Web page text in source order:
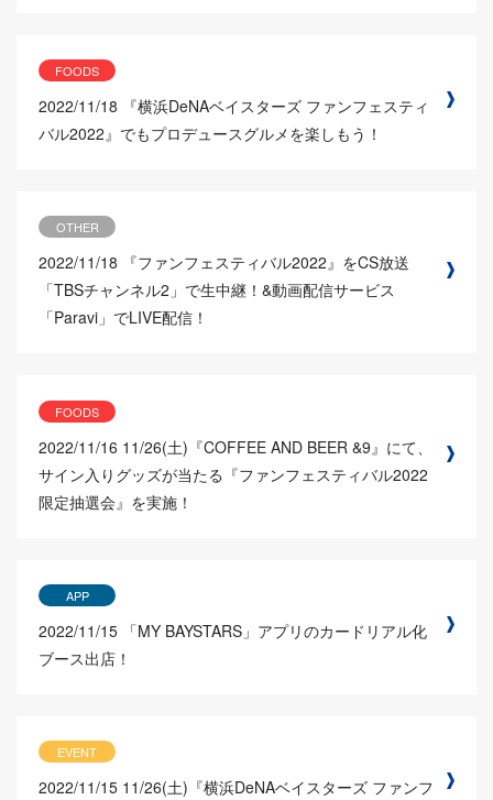
FOODS
2022/11/18
『横浜DeNAベイスターズ ファンフェスティ
バル2022』でもプロデュースグルメを楽しもう！
OTHER
2022/11/18
『ファンフェスティバル2022』をCS放送
「TBSチャンネル2」で生中継！&動画配信サービス
「Paravi」でLIVE配信！
FOODS
2022/11/16 11/26(土)『COFFEE AND BEER &9』にて、
サイン入りグッズが当たる『ファンフェスティバル2022
限定抽選会』を実施！
APP
2022/11/15 「MY BAYSTARS」アプリのカードリアル化
ブース出店！
EVENT
2022/11/15 11/26(土)『横浜DeNAベイスターズ ファンフ